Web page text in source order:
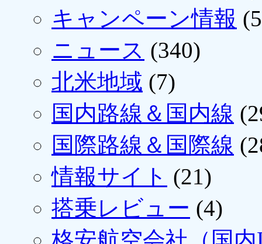
キャンペーン情報
ニュース (340)
北米地域 (7)
国内路線＆国内線
国際路線＆国際線
情報サイト (21)
搭乗レビュー (4)